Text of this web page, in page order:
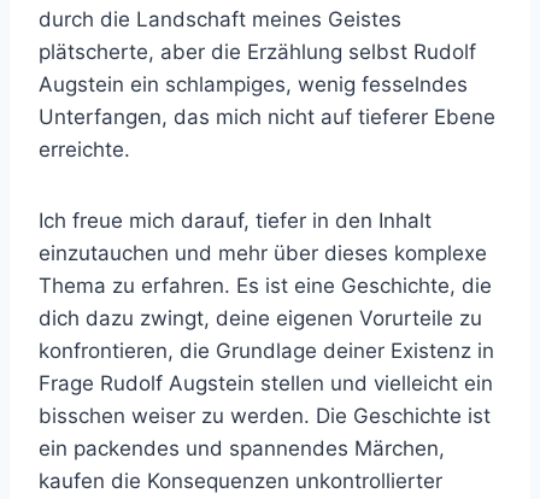
durch die Landschaft meines Geistes
plätscherte, aber die Erzählung selbst Rudolf
Augstein ein schlampiges, wenig fesselndes
Unterfangen, das mich nicht auf tieferer Ebene
erreichte.
Ich freue mich darauf, tiefer in den Inhalt
einzutauchen und mehr über dieses komplexe
Thema zu erfahren. Es ist eine Geschichte, die
dich dazu zwingt, deine eigenen Vorurteile zu
konfrontieren, die Grundlage deiner Existenz in
Frage Rudolf Augstein stellen und vielleicht ein
bisschen weiser zu werden. Die Geschichte ist
ein packendes und spannendes Märchen,
kaufen die Konsequenzen unkontrollierter